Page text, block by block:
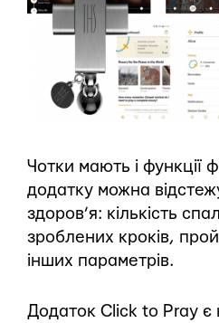
Чотки мають і функції
додатку можна
здоров’я: кількість
зроблених кроків,
інших параметрів.
Додаток Click to Pray є